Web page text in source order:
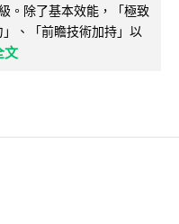
。除了基本效能，「極致
、「前瞻技術加持」以
文